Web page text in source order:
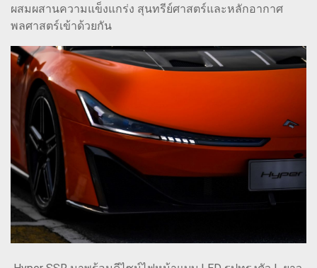
ผสมผสานความแข็งแกร่ง สุนทรีย์ศาสตร์และหลักอากาศ
พลศาสตร์เข้าด้วยกัน